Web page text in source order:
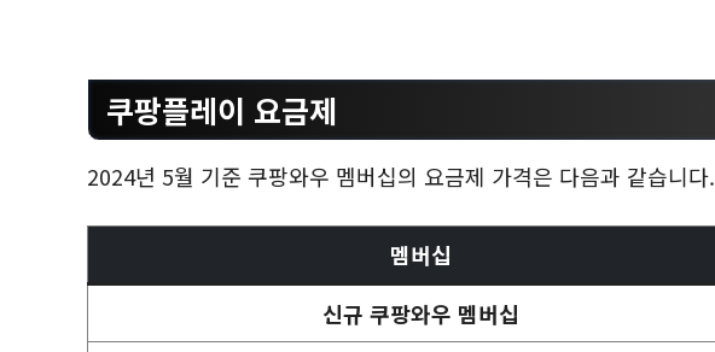
쿠팡플레이 요금제
2024년 5월 기준 쿠팡와우 멤버십의 요금제 가격은 다음과 같습니다.
멤버십
신규 쿠팡와우 멤버십